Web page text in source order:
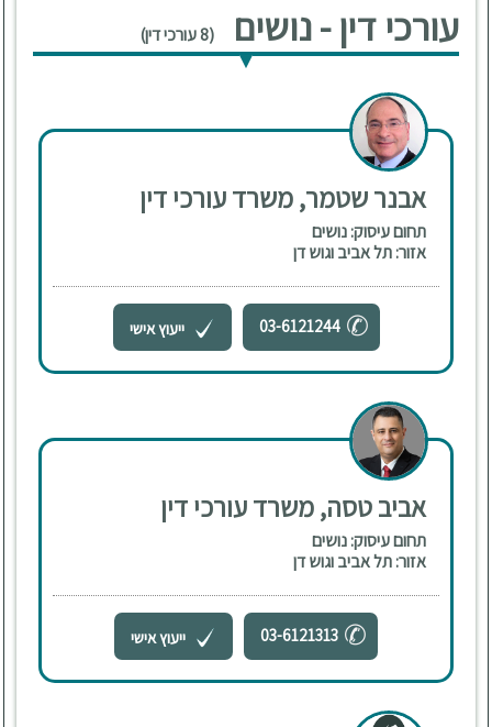
עורכי דין - נושים (8 עורכי דין)
אבנר שטמר, משרד עורכי דין
תחום עיסוק: נושים
אזור: תל אביב וגוש דן
03-6121244 ייעוץ אישי
אביב טסה, משרד עורכי דין
תחום עיסוק: נושים
אזור: תל אביב וגוש דן
03-6121313 ייעוץ אישי